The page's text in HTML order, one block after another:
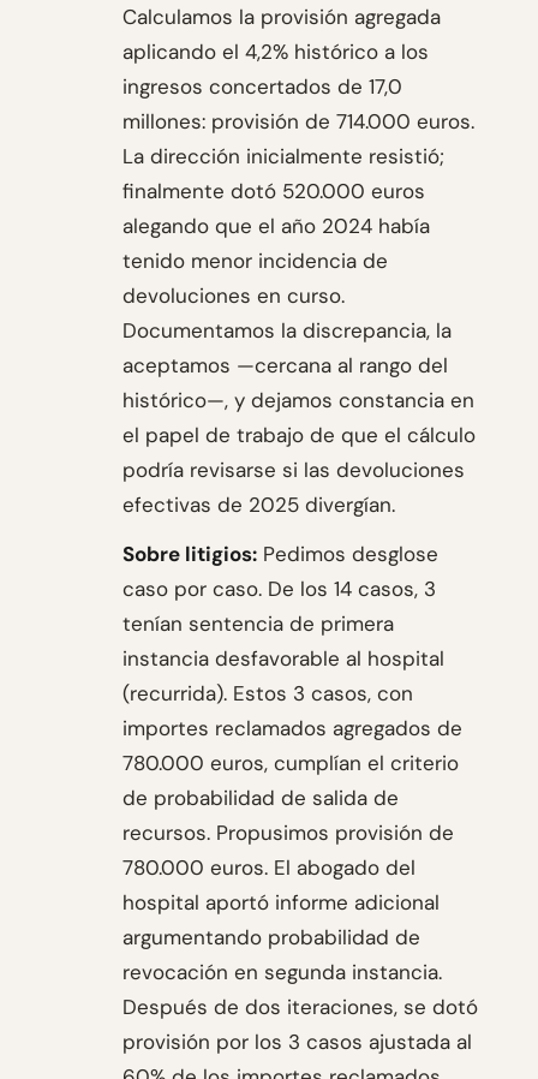
Calculamos la provisión agregada
aplicando el 4,2% histórico a los
ingresos concertados de 17,0
millones: provisión de 714.000 euros.
La dirección inicialmente resistió;
finalmente dotó 520.000 euros
alegando que el año 2024 había
tenido menor incidencia de
devoluciones en curso.
Documentamos la discrepancia, la
aceptamos —cercana al rango del
histórico—, y dejamos constancia en
el papel de trabajo de que el cálculo
podría revisarse si las devoluciones
efectivas de 2025 divergían.
Sobre litigios: Pedimos desglose
caso por caso. De los 14 casos, 3
tenían sentencia de primera
instancia desfavorable al hospital
(recurrida). Estos 3 casos, con
importes reclamados agregados de
780.000 euros, cumplían el criterio
de probabilidad de salida de
recursos. Propusimos provisión de
780.000 euros. El abogado del
hospital aportó informe adicional
argumentando probabilidad de
revocación en segunda instancia.
Después de dos iteraciones, se dotó
provisión por los 3 casos ajustada al